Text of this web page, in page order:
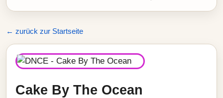
← zurück zur Startseite
Cake By The Ocean